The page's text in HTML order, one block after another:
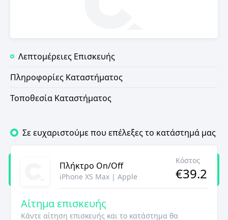
Λεπτομέρειες Επισκευής
Πληροφορίες Καταστήματος
Τοποθεσία Καταστήματος
Σε ευχαριστούμε που επέλεξες το κατάστημά μας
Πλήκτρο On/Off
iPhone XS Max | Apple
Κόστος
€39.2
Αίτημα επισκευής
Κάντε αίτηση επισκευής και το κατάστημα θα